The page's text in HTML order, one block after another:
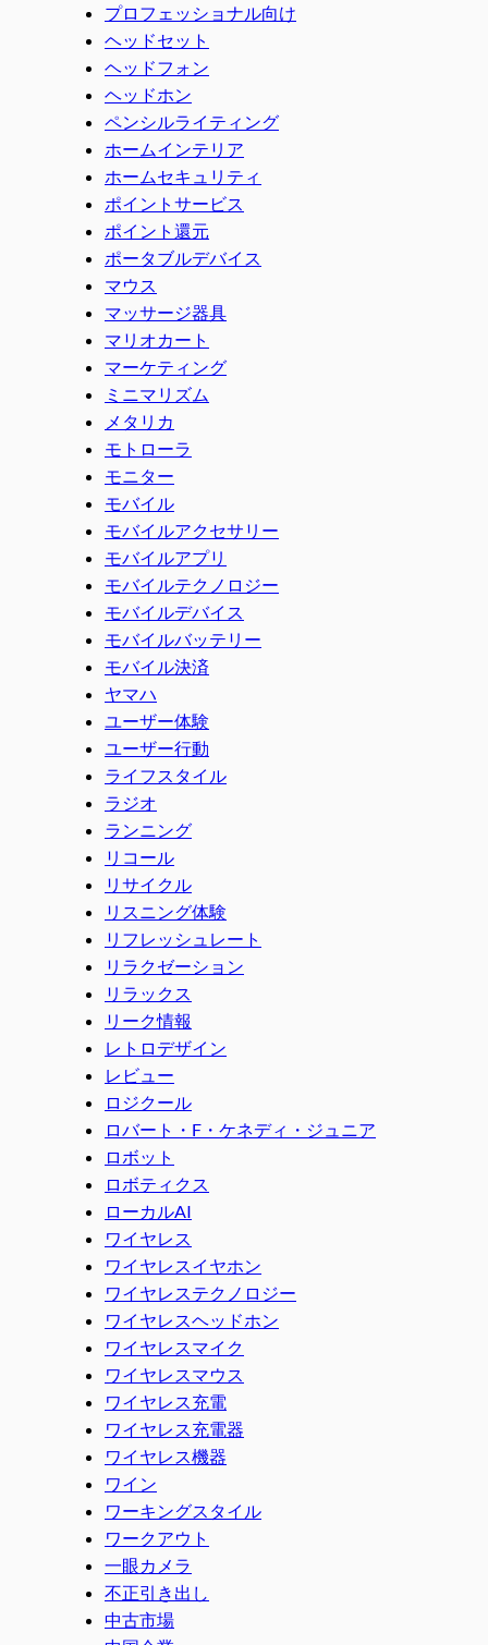
プロフェッショナル向け
ヘッドセット
ヘッドフォン
ヘッドホン
ペンシルライティング
ホームインテリア
ホームセキュリティ
ポイントサービス
ポイント還元
ポータブルデバイス
マウス
マッサージ器具
マリオカート
マーケティング
ミニマリズム
メタリカ
モトローラ
モニター
モバイル
モバイルアクセサリー
モバイルアプリ
モバイルテクノロジー
モバイルデバイス
モバイルバッテリー
モバイル決済
ヤマハ
ユーザー体験
ユーザー行動
ライフスタイル
ラジオ
ランニング
リコール
リサイクル
リスニング体験
リフレッシュレート
リラクゼーション
リラックス
リーク情報
レトロデザイン
レビュー
ロジクール
ロバート・F・ケネディ・ジュニア
ロボット
ロボティクス
ローカルAI
ワイヤレス
ワイヤレスイヤホン
ワイヤレステクノロジー
ワイヤレスヘッドホン
ワイヤレスマイク
ワイヤレスマウス
ワイヤレス充電
ワイヤレス充電器
ワイヤレス機器
ワイン
ワーキングスタイル
ワークアウト
一眼カメラ
不正引き出し
中古市場